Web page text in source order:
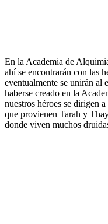
En la Academia de
ahí se encontrarán con las
eventualmente se unirán al
haberse creado en la
nuestros héroes se dirigen
que provienen Tarah y
donde viven muchos